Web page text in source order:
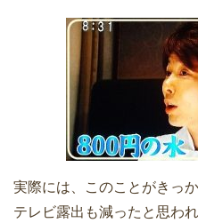
実際には、このことがきっ
テレビ露出も減ったと思われ